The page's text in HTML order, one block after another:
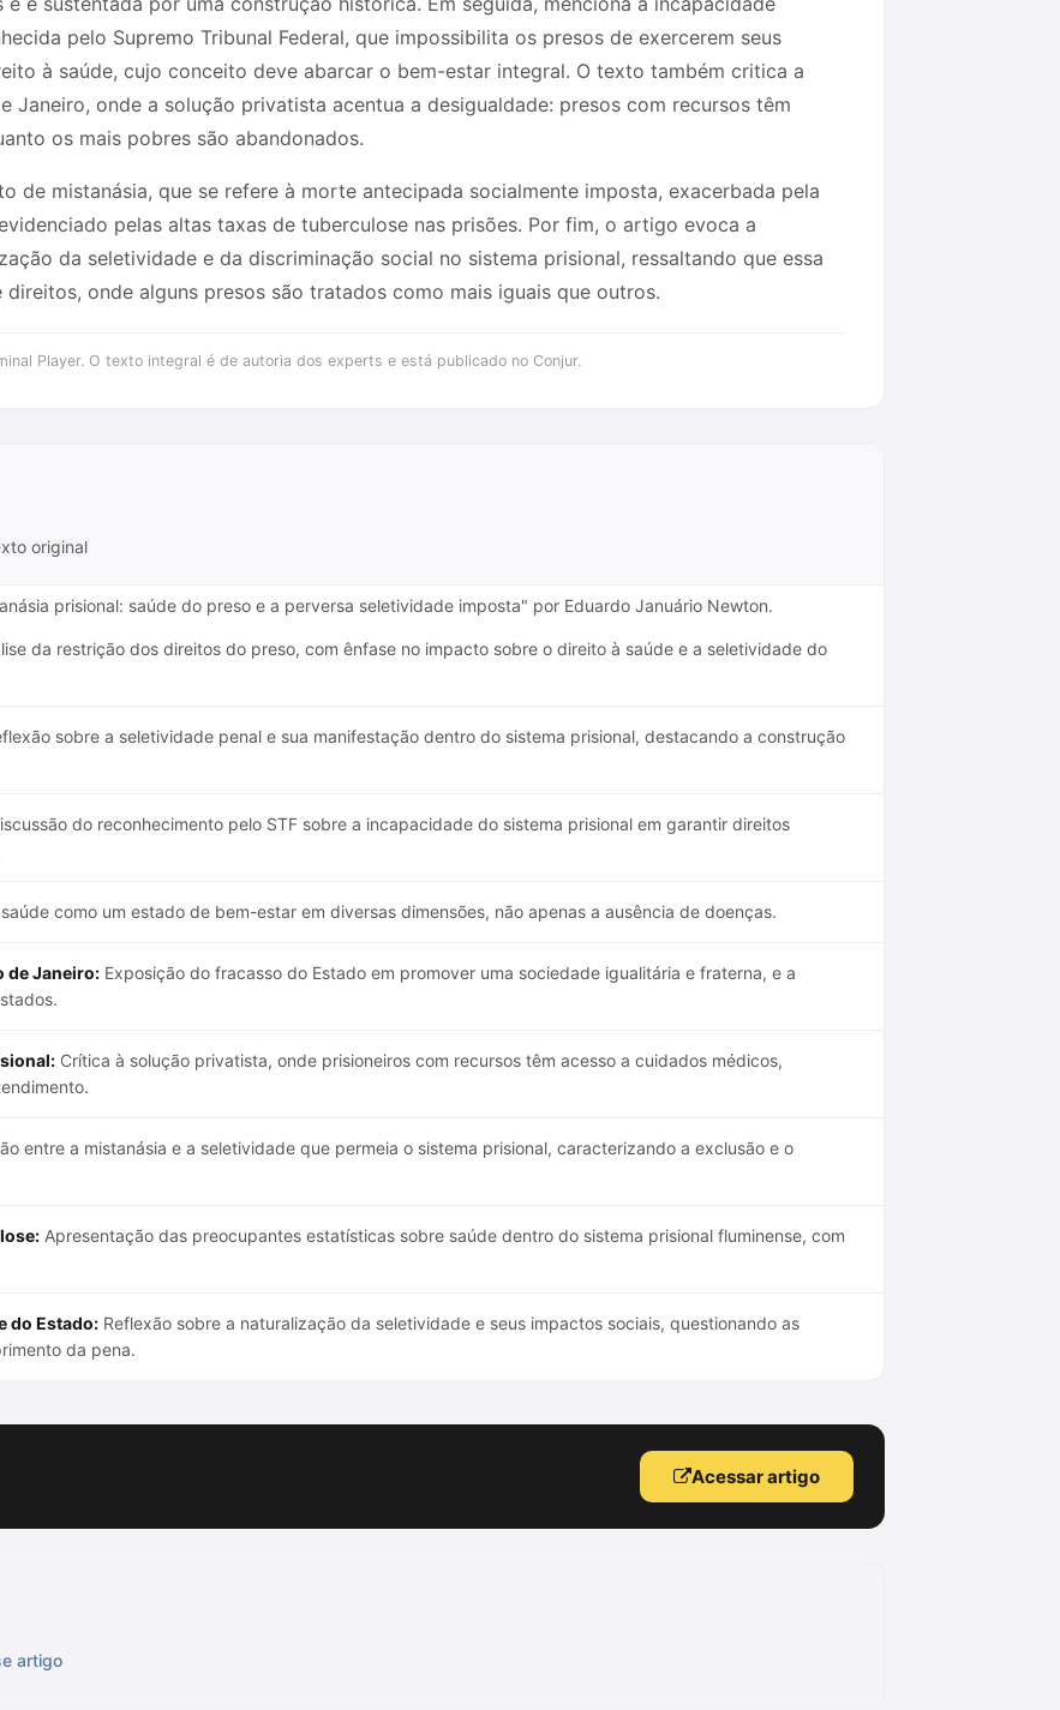
pelo Supremo Tribunal Federal, que impossibilita os presos de exercerem seus
à saúde, cujo conceito deve abarcar o bem-estar integral. O texto também critica a
Janeiro, onde a solução privatista acentua a desigualdade: presos com recursos têm
os mais pobres são abandonados.
de mistanásia, que se refere à morte antecipada socialmente imposta, exacerbada pela
pelas altas taxas de tuberculose nas prisões. Por fim, o artigo evoca a
da seletividade e da discriminação social no sistema prisional, ressaltando que essa
onde alguns presos são tratados como mais iguais que outros.
Player. O texto integral é de autoria dos experts e está publicado no Conjur.
original
prisional: saúde do preso e a perversa seletividade imposta" por Eduardo Januário Newton.
da restrição dos direitos do preso, com ênfase no impacto sobre o direito à saúde e a seletividade do
sobre a seletividade penal e sua manifestação dentro do sistema prisional, destacando a construção
do reconhecimento pelo STF sobre a incapacidade do sistema prisional em garantir direitos
como um estado de bem-estar em diversas dimensões, não apenas a ausência de doenças.
de Janeiro: Exposição do fracasso do Estado em promover uma sociedade igualitária e fraterna, e a
Crítica à solução privatista, onde prisioneiros com recursos têm acesso a cuidados médicos,
entre a mistanásia e a seletividade que permeia o sistema prisional, caracterizando a exclusão e o
Apresentação das preocupantes estatísticas sobre saúde dentro do sistema prisional fluminense, com
do Estado: Reflexão sobre a naturalização da seletividade e seus impactos sociais, questionando as
da pena.
Acessar artigo
artigo